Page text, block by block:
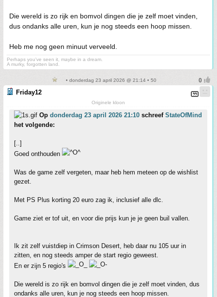
Die wereld is zo rijk en bomvol dingen die je zelf moet vinden,
dus ondanks alle uren, kun je nog steeds een hoop missen.
Heb me nog geen minuut verveeld.
Perhaps you've seen it, maybe in a dream.
A murky, forgotten land.
• donderdag 23 april 2026 @ 21:14 • 50
Friday12
Originele kloon
Op donderdag 23 april 2026 21:10 schreef StateOfMind
het volgende:
[..]
Goed onthouden
Was de game zelf vergeten, maar heb hem meteen op de wishlist
gezet.
Met PS Plus korting 20 euro zag ik, inclusief alle dlc.
Game ziet er tof uit, en voor die prijs kun je je geen buil vallen.
Ik zit zelf vuistdiep in Crimson Desert, heb daar nu 105 uur in
zitten, en nog steeds amper de start regio geweest.
En er zijn 5 regio's
Die wereld is zo rijk en bomvol dingen die je zelf moet vinden, dus
ondanks alle uren, kun je nog steeds een hoop missen.